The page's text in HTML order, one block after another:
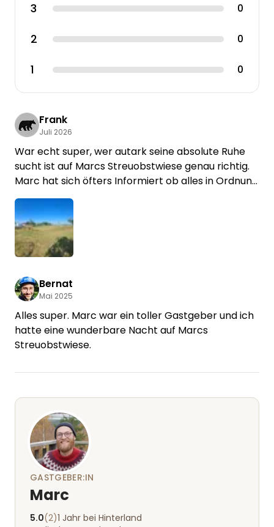
3 0
2 0
1 0
Frank
Juli 2026
War echt super, wer autark seine absolute Ruhe
sucht ist auf Marcs Streuobstwiese genau richtig.
Marc hat sich öfters Informiert ob alles in Ordnung
ist.
Bernat
Mai 2025
Alles super. Marc war ein toller Gastgeber und ich
hatte eine wunderbare Nacht auf Marcs
Streuobstwiese.
GASTGEBER:IN
Marc
5.0(2)1 Jahr bei Hinterland